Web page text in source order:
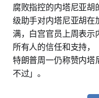
腐败指控的内塔尼亚胡
级助手对内塔尼亚胡在
满，白宫官员上周表示
所有人的信任和支持，
特朗普周一仍称赞内塔
不过」。